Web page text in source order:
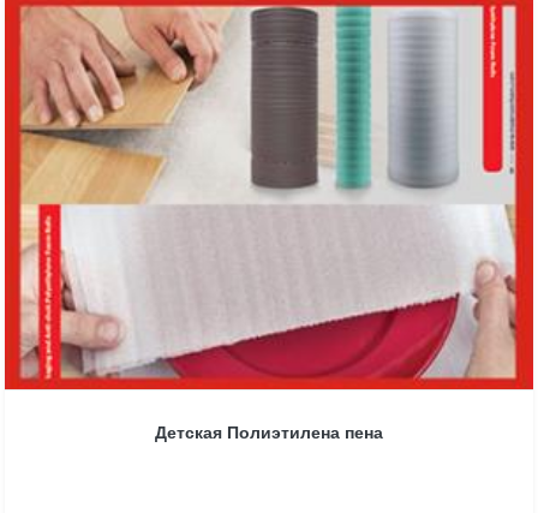
Детская Полиэтилена пена